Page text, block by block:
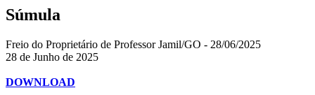
Súmula
Freio do Proprietário de Professor Jamil/GO - 28/06/2025
28 de Junho de 2025
DOWNLOAD